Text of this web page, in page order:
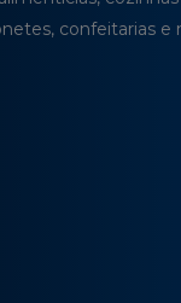
confeitarias e